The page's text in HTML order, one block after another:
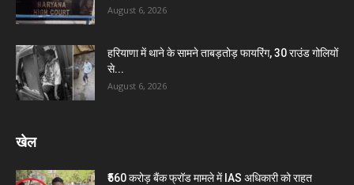
August 6, 2026
हरियाणा में थाने के सामने ताबड़तोड़ फायरिंग, 30 राउंड गोलियों
से...
August 6, 2026
खेल
₹560 करोड़ बैंक फ्रॉड मामले में IAS अधिकारी को राहत